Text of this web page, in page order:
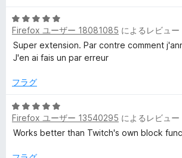
評
価
5
段
階
中
の
価
Firefox ユーザー 18081085 によるレビュー
Super extension. Par contre comment
J'en ai fais un par erreur
フラグ
5
段
階
Firefox ユーザー 13540295 によるレビュー
Works better than Twitch's own block